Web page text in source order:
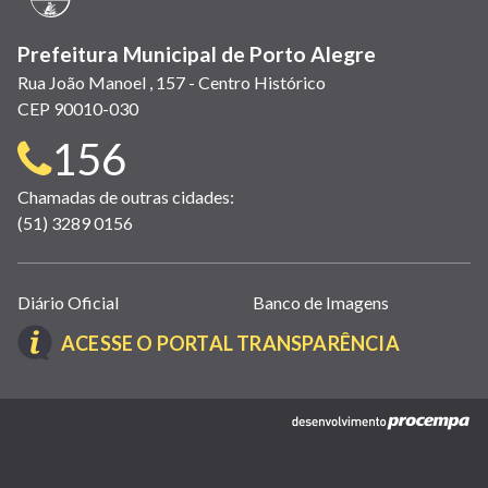
Prefeitura Municipal de Porto Alegre
Rua João Manoel , 157 - Centro Histórico
CEP 90010-030
Telefone
para
contato:
156
Chamadas de outras cidades:
(51) 3289 0156
Links
úteis
(abrem
nova
Diário Oficial Banco de Imagens
ACESSE O PORTAL TRANSPARÊNCIA(LINK
EM
NOVA